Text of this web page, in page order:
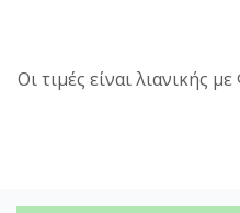
Οι τιμές είναι λιανικής